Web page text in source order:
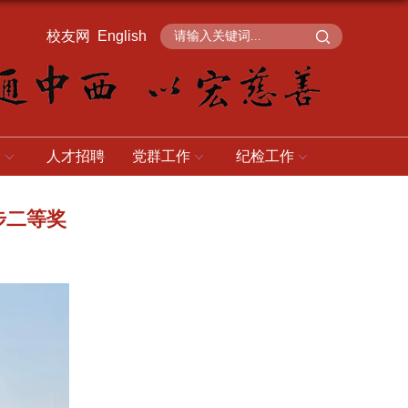
English
校友网
人才招聘 党群工作 纪检工作
二等奖